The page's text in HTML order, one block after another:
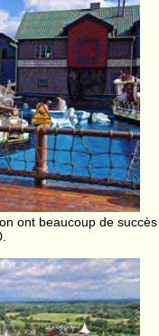
ont beaucoup de succès